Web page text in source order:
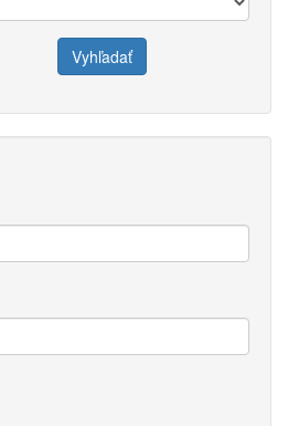
Vyhľadať